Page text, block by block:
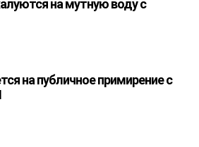
на мутную воду с
на публичное примирение с